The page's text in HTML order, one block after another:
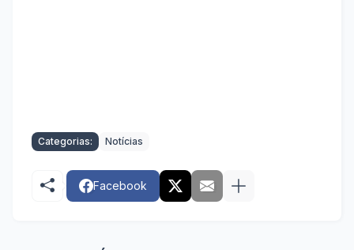
Categorias: Notícias
Facebook